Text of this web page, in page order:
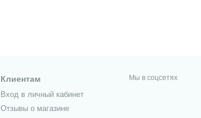
Клиентам
Вход в личный кабинет
Отзывы о магазине
Мы в соцсетях